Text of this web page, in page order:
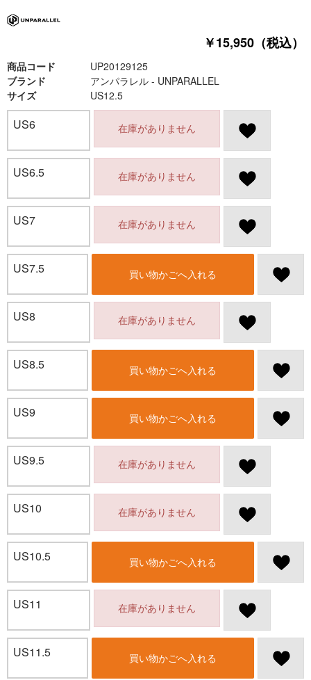
￥15,950（税込）
商品コード UP20129125
ブランド
アンパラレル - UNPARALLEL
サイズ
US12.5
US6 在庫がありません
US6.5 在庫がありません
US7 在庫がありません
US7.5 買い物かごへ入れる
US8 在庫がありません
US8.5 買い物かごへ入れる
US9 買い物かごへ入れる
US9.5 在庫がありません
US10 在庫がありません
US10.5 買い物かごへ入れる
US11 在庫がありません
US11.5 買い物かごへ入れる